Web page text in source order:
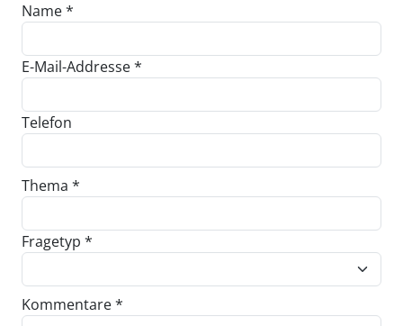
Name *
E-Mail-Addresse *
Telefon
Thema *
Fragetyp *
Kommentare *